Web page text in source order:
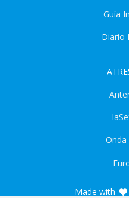
Guía
Diario
Onda
Made with